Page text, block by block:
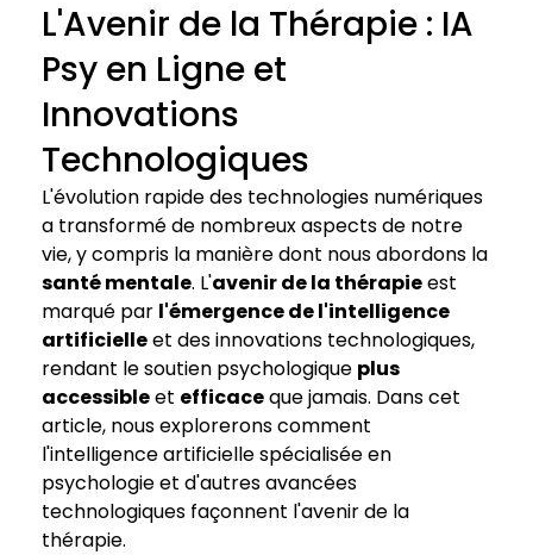
L'Avenir de la Thérapie : IA
Psy en Ligne et
Innovations
Technologiques
L'évolution rapide des technologies numériques
a transformé de nombreux aspects de notre
vie, y compris la manière dont nous abordons la
santé mentale. L'avenir de la thérapieest
marqué par l'émergence de l'intelligence
artificielleet des innovations technologiques,
rendant le soutien psychologique plus
accessibleet efficaceque jamais. Dans cet
article, nous explorerons comment
l'intelligence artificielle spécialisée en
psychologie et d'autres avancées
technologiques façonnent l'avenir de la
thérapie.